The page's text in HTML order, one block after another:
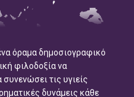
όραμα δημοσιογραφικό
φιλοδοξία να
τις υγιείς
δυνάμεις κάθε